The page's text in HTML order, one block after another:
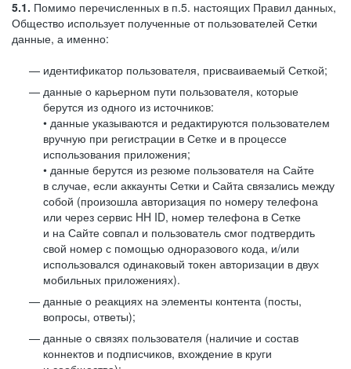
5.1. Помимо перечисленных в п.5. настоящих Правил данных,
Общество использует полученные от пользователей Сетки
данные, а именно:
идентификатор пользователя, присваиваемый Сеткой;
данные о карьерном пути пользователя, которые
берутся из одного из источников:
• данные указываются и редактируются пользователем
вручную при регистрации в Сетке и в процессе
использования приложения;
• данные берутся из резюме пользователя на Сайте
в случае, если аккаунты Сетки и Сайта связались между
собой (произошла авторизация по номеру телефона
или через сервис HH ID, номер телефона в Сетке
и на Сайте совпал и пользователь смог подтвердить
свой номер с помощью одноразового кода, и/или
использовался одинаковый токен авторизации в двух
мобильных приложениях).
данные о реакциях на элементы контента (посты,
вопросы, ответы);
данные о связях пользователя (наличие и состав
коннектов и подписчиков, вхождение в круги